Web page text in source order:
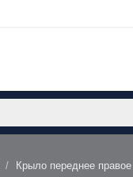
Крыло переднее